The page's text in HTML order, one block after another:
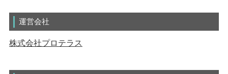
運営会社
株式会社プロテラス